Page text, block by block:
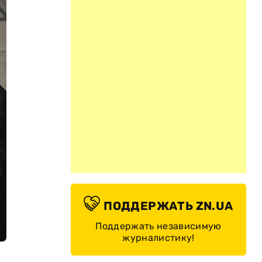
ПОДДЕРЖАТЬ ZN.UA
Поддержать независимую
журналистику!